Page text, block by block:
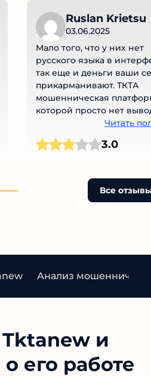
Ruslan Krietsu
03.06.2025
Мало того, что у них нет
русского языка в
так еще и деньги ваши
прикарманивают. ТКТА
мошенническая
которой просто нет
Работает лишь ввод. И
прикрытием работает
девушек, которые
заработку. Но не верьте,
Читать
3.0
Все
Анализ
и
его работе